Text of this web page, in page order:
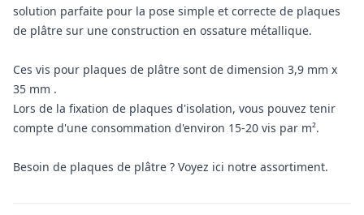
solution parfaite pour la pose simple et correcte de plaques
de plâtre sur une construction en ossature métallique.
Ces vis pour plaques de plâtre sont de dimension 3,9 mm x
35 mm .
Lors de la fixation de plaques d'isolation, vous pouvez tenir
compte d'une consommation d'environ 15-20 vis par m².
Besoin de plaques de plâtre ? Voyez ici notre assortiment.